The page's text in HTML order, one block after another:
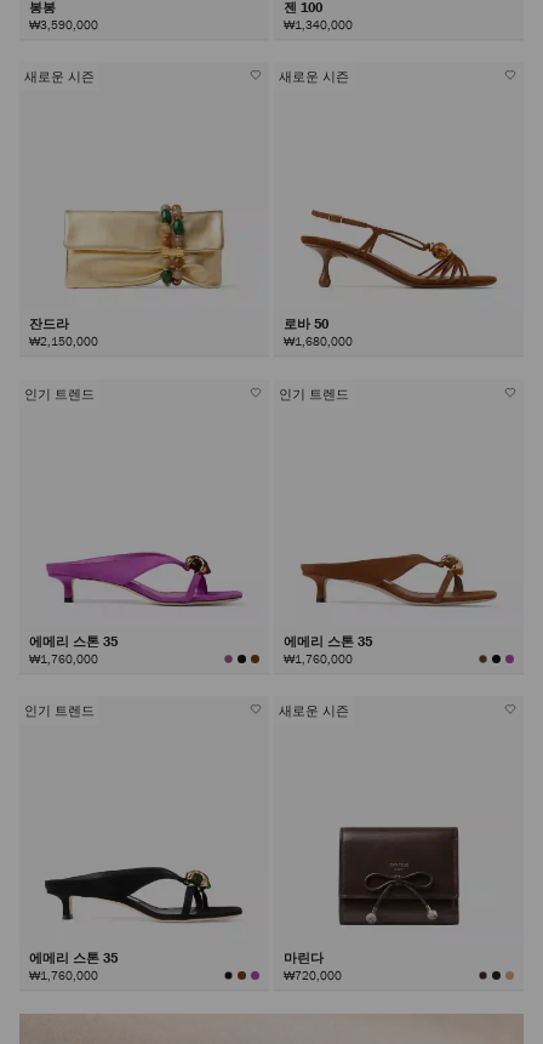
봉봉
₩3,590,000
젠 100
₩1,340,000
새로운 시즌
잔드라
₩2,150,000
새로운 시즌
로바 50
₩1,680,000
인기 트렌드
에메리 스톤 35
₩1,760,000
인기 트렌드
에메리 스톤 35
₩1,760,000
인기 트렌드
에메리 스톤 35
₩1,760,000
새로운 시즌
마린다
₩720,000